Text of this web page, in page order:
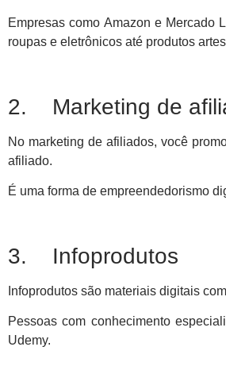
Empresas como Amazon e Mercado
roupas e eletrônicos até produtos
2. Marketing de
No marketing de afiliados, você
afiliado.
É uma forma de empreendedorismo
3. Infoprodutos
Infoprodutos são materiais digitais
Pessoas com conhecimento
Udemy.